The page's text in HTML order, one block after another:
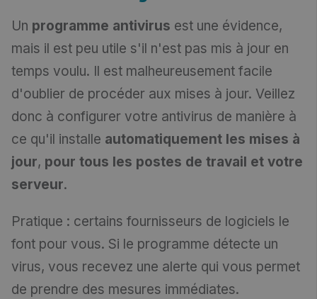
Un programme antivirus est une évidence,
mais il est peu utile s'il n'est pas mis à jour en
temps voulu. Il est malheureusement facile
d'oublier de procéder aux mises à jour. Veillez
donc à configurer votre antivirus de manière à
ce qu'il installe automatiquement les mises à
jour, pour tous les postes de travail et votre
serveur.
Pratique : certains fournisseurs de logiciels le
font pour vous. Si le programme détecte un
virus, vous recevez une alerte qui vous permet
de prendre des mesures immédiates.